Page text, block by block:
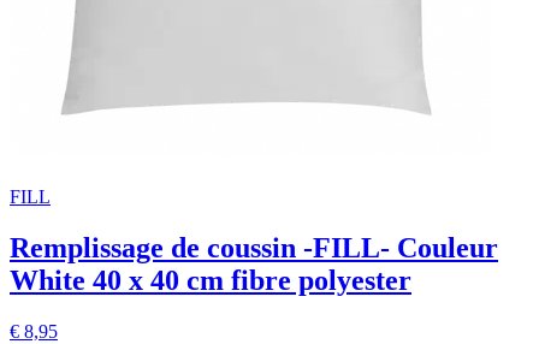
FILL
Remplissage de coussin -FILL- Couleur
White 40 x 40 cm fibre polyester
€ 8,95